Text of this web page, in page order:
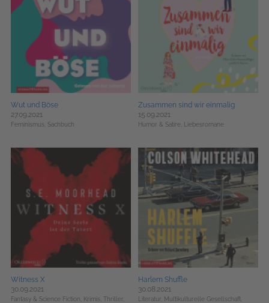
Wut und Böse
27.09.2021
Feminismus, Sachbuch
Zusammen sind wir einmalig
15.09.2021
Humor & Satire, Liebesromane
Witness X
30.09.2021
Fantasy & Science Fiction,
Krimis, Thriller,
Harlem Shuffle
30.08.2021
Literatur,
Multikulturelle Gesellschaft,